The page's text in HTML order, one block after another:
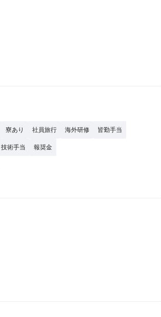
寮あり 社員旅行 海外研修 皆勤手当
技術手当 報奨金